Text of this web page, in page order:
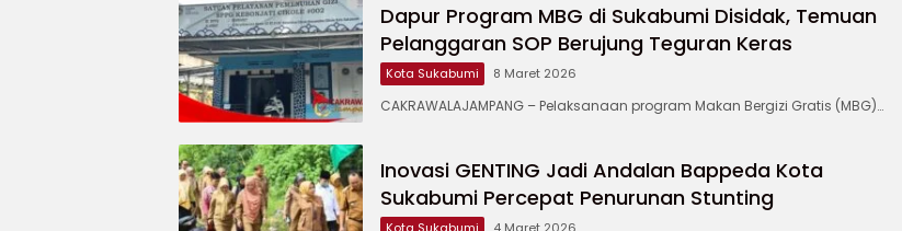
Dapur Program MBG di Sukabumi Disidak, Temuan
Pelanggaran SOP Berujung Teguran Keras
Kota Sukabumi 8 Maret 2026
CAKRAWALAJAMPANG – Pelaksanaan program Makan Bergizi Gratis (MBG)…
Inovasi GENTING Jadi Andalan Bappeda Kota
Sukabumi Percepat Penurunan Stunting